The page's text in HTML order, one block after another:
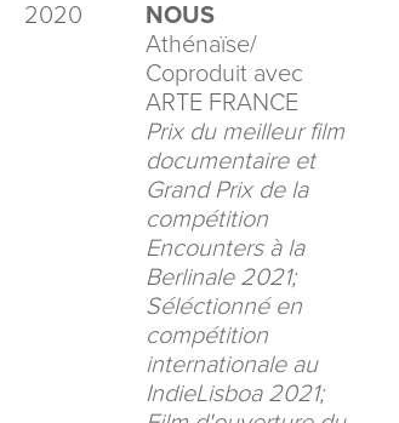
2020
NOUS
Athénaïse/
Coproduit avec
ARTE FRANCE
Prix du meilleur film
documentaire et
Grand Prix de la
compétition
Encounters à la
Berlinale 2021;
Séléctionné en
compétition
internationale au
IndieLisboa 2021;